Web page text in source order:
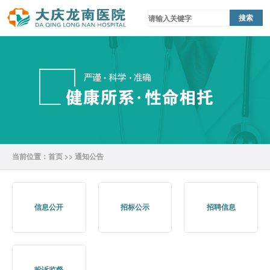
当前位置： 首页 >> 通知公告
信息公开 招标公示 招聘信息